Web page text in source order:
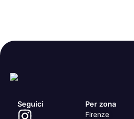
Seguici Per zona
Firenze